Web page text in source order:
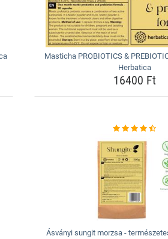
Masticha PROBIOTICS &
Herbatica
16400 Ft
Ásványi sungit morzsa -